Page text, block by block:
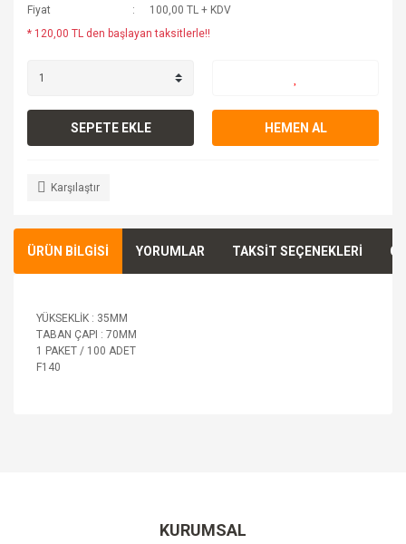
Fiyat
100,00 TL + KDV
* 120,00 TL den başlayan taksitlerle!!
SEPETE EKLE HEMEN AL
Karşılaştır
ÜRÜN BİLGİSİ YORUMLAR TAKSİT SEÇENEKLERİ
YÜKSEKLİK : 35MM
TABAN ÇAPI : 70MM
1 PAKET / 100 ADET
F140
KURUMSAL